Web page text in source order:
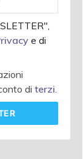
e di
di terzi.